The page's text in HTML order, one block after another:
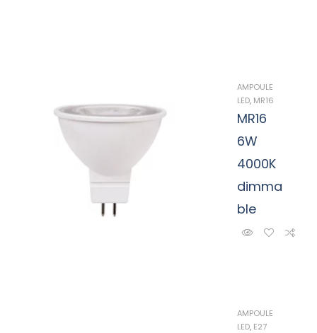
AMPOULE
LED, MR16
MR16
6W
4000K
dimma
ble
AMPOULE
LED, E27